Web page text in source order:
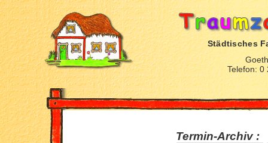
Städtisches
Telefon: 0
Termin-Archiv :